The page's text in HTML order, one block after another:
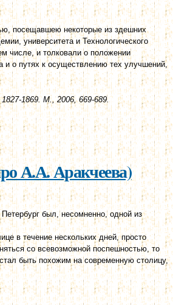
посещавшею некоторые из здешних
университета и Технологического
числе, и толковали о положении
и о путях к осуществлению тех улучшений,
1869. М., 2006, 669-689.
величества канцелярии и корпуса жандармов
А.А. Аракчеева)
был, несомненно, одной из
в течение нескольких дней, просто
со всевозможной поспешностью, то
быть похожим на современную столицу,